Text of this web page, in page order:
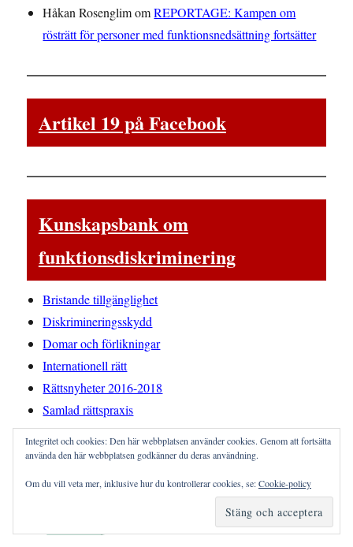
Håkan RosenglimomREPORTAGE: Kampen om
rösträtt för personer med funktionsnedsättning fortsätter
Artikel 19 på Facebook
Kunskapsbank om
funktionsdiskriminering
Bristande tillgänglighet
Diskrimineringsskydd
Domar och förlikningar
Internationell rätt
Rättsnyheter 2016-2018
Samlad rättspraxis
Integritet och cookies: Den här webbplatsen använder cookies. Genom att fortsätta
använda den här webbplatsen godkänner du deras användning.
Om du vill veta mer, inklusive hur du kontrollerar cookies, se:Cookie-policy